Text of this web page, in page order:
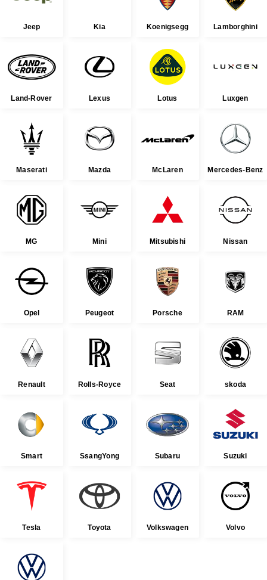
Jeep Kia Koenigsegg Lamborghini
Land-Rover Lexus Lotus Luxgen
Maserati Mazda McLaren Mercedes-Benz
MG Mini Mitsubishi Nissan
Opel Peugeot Porsche RAM
Renault Rolls-Royce Seat skoda
Smart SsangYong Subaru Suzuki
Tesla Toyota Volkswagen Volvo